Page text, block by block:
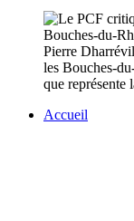
Pierre
les Bouches-
que représente
Accueil